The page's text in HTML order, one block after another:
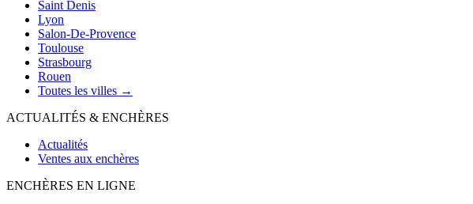
Saint Denis
Lyon
Salon-De-Provence
Toulouse
Strasbourg
Rouen
Toutes les villes →
ACTUALITÉS & ENCHÈRES
Actualités
Ventes aux enchères
ENCHÈRES EN LIGNE